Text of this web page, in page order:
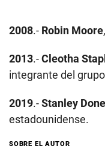
2008.- Robin Moore
2013.-Cleotha
integrante del
2019.-Stanley
estadounidense.
SOBRE EL AUTOR